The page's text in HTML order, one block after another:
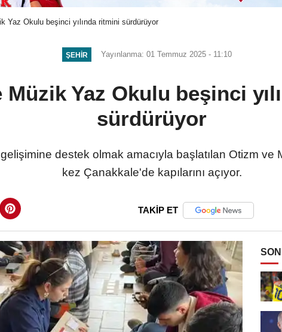
Yaz Okulu beşinci yılında ritmini sürdürüyor
ŞEHIR Yayınlanma: 01 Temmuz 2025 - 11:10
Müzik Yaz Okulu beşinci
sürdürüyor
destek olmak amacıyla başlatılan Otizm ve
kez Çanakkale'de kapılarını açıyor.
TAKİP ET